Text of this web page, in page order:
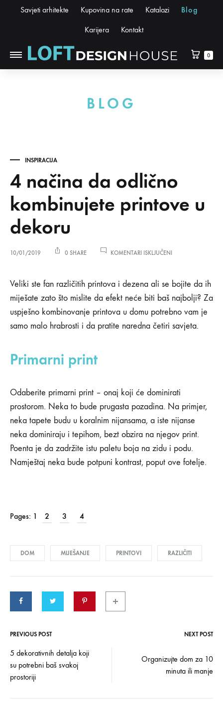
Savjeti arhitekte Kupovina na rate Katalozi Blog
Karijera Kontakt
0
BLOG
INSPIRACIJA
4 načina da odlično
kombinujete printove u
dekoru
10/01/2019 0 SHARE KOMENTARI ISKLJUČENI
DA
ODLIČNO
KOMBINUJETE
U
DEKORU
4
načina
da
odlično
printove
u
dekoru
KOMENTARI
4
NAČINA
PRINTOVE
Veliki ste fan različitih printova i dezena ali se bojite da ih
miješate zato što mislite da efekt neće biti baš najbolji? Za
uspješno kombinovanje printova u domu potrebno vam je
samo malo hrabrosti i da pratite naredna četiri savjeta.
Primarni print
Odaberite primarni print – onaj koji će dominirati
prostorom. Neka to bude prugasta pozadina. Na primjer,
neka tapete budu u koralnim nijansama, a iste nijanse
neka dominiraju i tepihom, bezt obzira na njegov print.
Poenta je da zadržite istu paletu boja na zidu i podu.
Namještaj neka bude potpuni kontrast, poput ove fotelje.
Pages: 1 2 3 4
DOM MIJEŠANJE PRINTOVI RAZLIČITI
Post
navigation
PREVIOUS POST NEXT POST
5 dekorativnih detalja koji
su potrebni baš svakoj
prostoriji
Organizujte dom za 10
minuta ili manje